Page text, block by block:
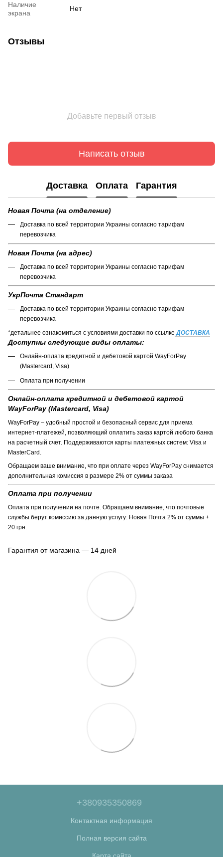
Наличие
экрана
Нет
Отзывы
Добавьте первый отзыв
Написать отзыв
Доставка Оплата Гарантия
Новая Почта (на отделение)
Доставка по всей территории Украины согласно тарифам
перевозчика
Новая Почта (на адрес)
Доставка по всей территории Украины согласно тарифам
перевозчика
УкрПочта Стандарт
Доставка по всей территории Украины согласно тарифам
перевозчика
*детальнее ознакомиться с условиями доставки по ссылке ДОСТАВКА
Доступны следующие виды оплаты:
Онлайн-оплата кредитной и дебетовой картой WayForPay
(Mastercard, Visa)
Оплата при получении
Онлайн-оплата кредитной и дебетовой картой
WayForPay (Mastercard, Visa)
WayForPay – удобный простой и безопасный сервис для приема
интернет-платежей, позволяющий оплатить заказ картой любого банка
на расчетный счет. Поддерживаются карты платежных систем: Visa и
MasterCard.
Обращаем ваше внимание, что при оплате через WayForPay снимается
дополнительная комиссия в размере 2% от суммы заказа
Оплата при получении
Оплата при получении на почте. Обращаем внимание, что почтовые
службы берут комиссию за данную услугу: Новая Почта 2% от суммы +
20 грн.
Гарантия от магазина — 14 дней
+380935350869
Контактная информация
Полная версия сайта